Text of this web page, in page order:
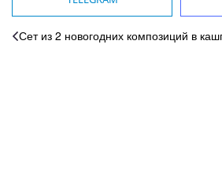
Сет из 2 новогодних композиций в